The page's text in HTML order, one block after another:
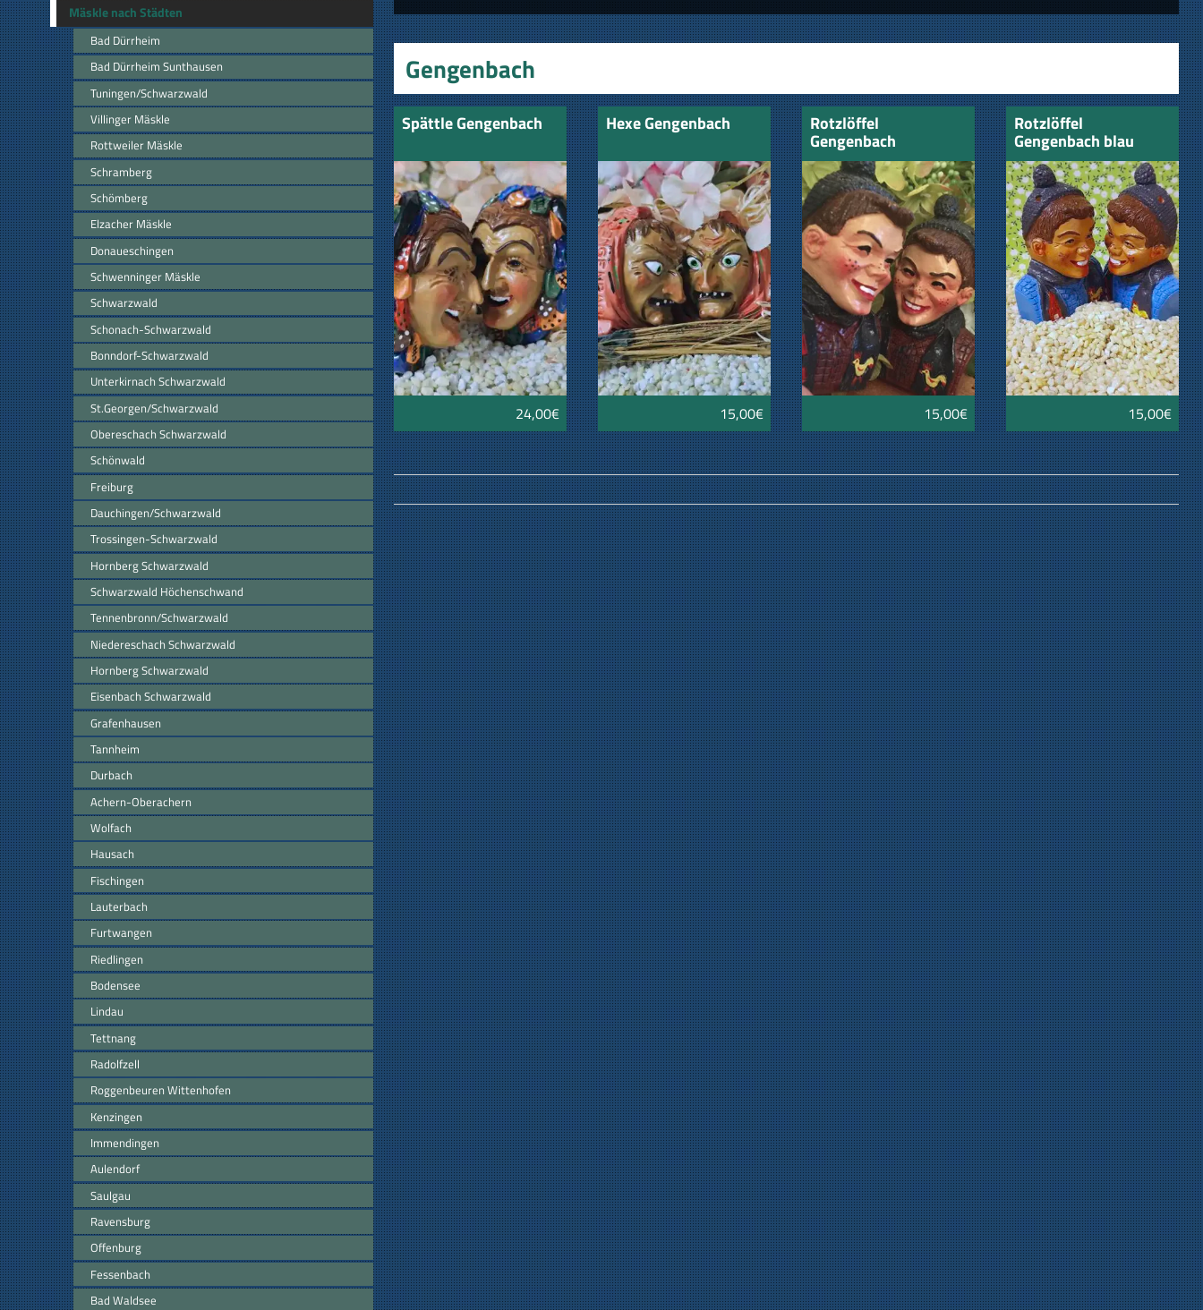
Mäskle nach Städten
Bad Dürrheim
Bad Dürrheim Sunthausen
Tuningen/Schwarzwald
Villinger Mäskle
Rottweiler Mäskle
Schramberg
Schömberg
Elzacher Mäskle
Donaueschingen
Schwenninger Mäskle
Schwarzwald
Schonach-Schwarzwald
Bonndorf-Schwarzwald
Unterkirnach Schwarzwald
St.Georgen/Schwarzwald
Obereschach Schwarzwald
Schönwald
Freiburg
Dauchingen/Schwarzwald
Trossingen-Schwarzwald
Hornberg Schwarzwald
Schwarzwald Höchenschwand
Tennenbronn/Schwarzwald
Niedereschach Schwarzwald
Hornberg Schwarzwald
Eisenbach Schwarzwald
Grafenhausen
Tannheim
Durbach
Achern-Oberachern
Wolfach
Hausach
Fischingen
Lauterbach
Furtwangen
Riedlingen
Bodensee
Lindau
Tettnang
Radolfzell
Roggenbeuren Wittenhofen
Kenzingen
Immendingen
Aulendorf
Saulgau
Ravensburg
Offenburg
Fessenbach
Bad Waldsee
Gengenbach
Spättle Gengenbach
24,00€
Hexe Gengenbach
15,00€
Rotzlöffel
Gengenbach
15,00€
Rotzlöffel
Gengenbach blau
15,00€